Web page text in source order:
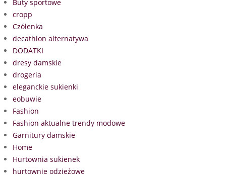
Buty sportowe
cropp
Czółenka
decathlon alternatywa
DODATKI
dresy damskie
drogeria
eleganckie sukienki
eobuwie
Fashion
Fashion aktualne trendy modowe
Garnitury damskie
Home
Hurtownia sukienek
hurtownie odzieżowe